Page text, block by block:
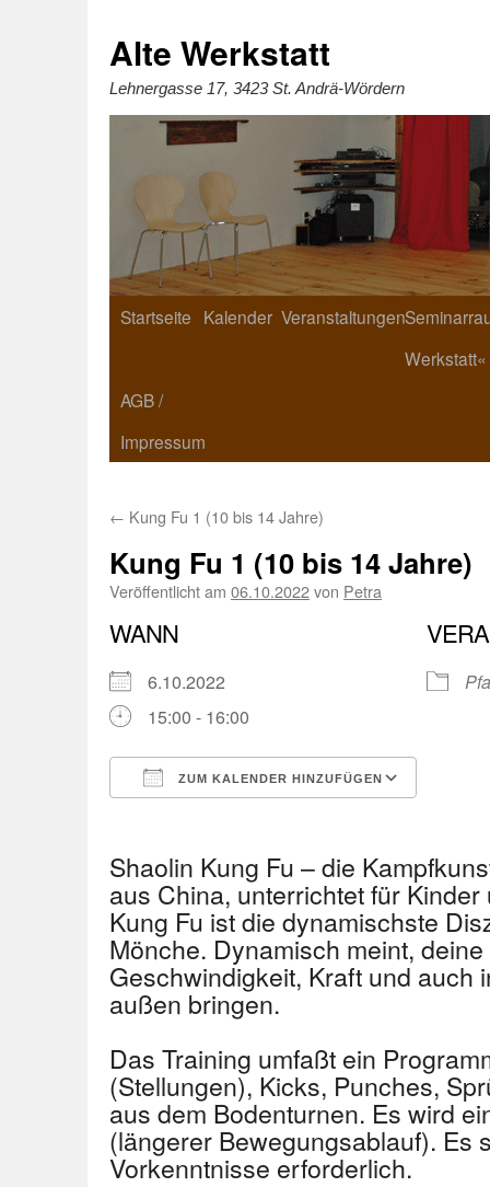
Alte Werkstatt
Lehnergasse 17, 3423 St. Andrä-Wördern
Startseite Kalender Veranstaltungen
Werkstatt«
AGB /
Impressum
← Kung Fu 1 (10 bis 14 Jahre)
Kung Fu 1 (10 bis 14 Jahre)
Veröffentlicht am 06.10.2022von Petra
WANN
6.10.2022
15:00 - 16:00
ZUM KALENDER HINZUFÜGEN
Shaolin Kung Fu – die
aus China, unterrichtet für
Kung Fu ist die dynamischste
Mönche. Dynamisch meint,
Geschwindigkeit, Kraft und auch
außen bringen.
Das Training umfaßt ein
(Stellungen), Kicks, Punches,
aus dem Bodenturnen. Es wird
(längerer Bewegungsablauf). Es
Vorkenntnisse erforderlich.